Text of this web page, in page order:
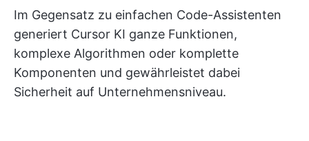
Im Gegensatz zu einfachen Code-Assistenten
generiert Cursor KI ganze Funktionen,
komplexe Algorithmen oder komplette
Komponenten und gewährleistet dabei
Sicherheit auf Unternehmensniveau.